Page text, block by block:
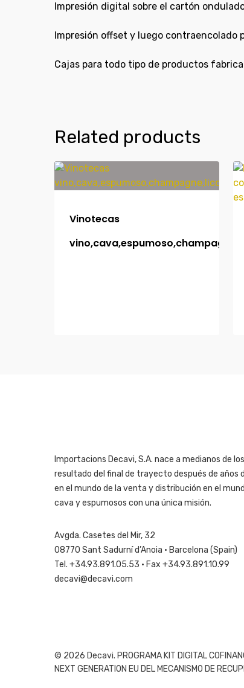
Impresión digital sobre el cartón
Impresión offset y luego contraencolado
Cajas para todo tipo de productos
Related products
Vinotecas
Importacions Decavi, S.A. nace a medianos de
resultado del final de trayecto después de años
en el mundo de la venta y distribución en el
cava y espumosos con una única misión.
Avgda. Casetes del Mir, 32
08770 Sant Sadurní d’Anoia · Barcelona (Spain)
Tel. +34.93.891.05.53 · Fax +34.93.891.10.99
decavi@decavi.com
© 2026 Decavi. PROGRAMA KIT DIGITAL
NEXT GENERATION EU DEL MECANISMO DE